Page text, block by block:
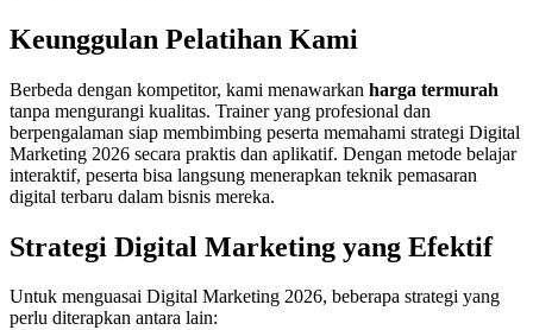
Keunggulan Pelatihan Kami
Berbeda dengan kompetitor, kami menawarkan harga termurah
tanpa mengurangi kualitas. Trainer yang profesional dan
berpengalaman siap membimbing peserta memahami strategi Digital
Marketing 2026 secara praktis dan aplikatif. Dengan metode belajar
interaktif, peserta bisa langsung menerapkan teknik pemasaran
digital terbaru dalam bisnis mereka.
Strategi Digital Marketing yang Efektif
Untuk menguasai Digital Marketing 2026, beberapa strategi yang
perlu diterapkan antara lain: